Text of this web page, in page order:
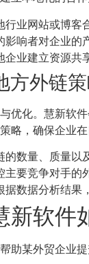
行业网站或博客
影响者对企业的
企业建立资源共
方外链
优化。慧新软
略，确保企业在
数量、质量以
主要竞争对手的
据数据分析结果
新软件
助某外贸企业提